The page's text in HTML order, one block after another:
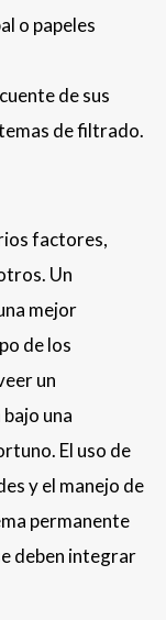
o papeles
de sus
de filtrado.
factores,
Un
mejor
de los
un
una
El uso de
y el manejo de
permanente
deben integrar